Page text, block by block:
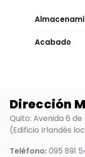
Acabado
Dirección
Quito: Avenida 6
(Edificio Irlandés
Teléfono:095 891